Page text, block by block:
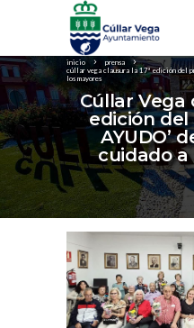
inicio
prensa
cúllar vega clausura la 17ª edición del
los mayores
Cúllar Vega
edición del
AYUDO’
cuidado a